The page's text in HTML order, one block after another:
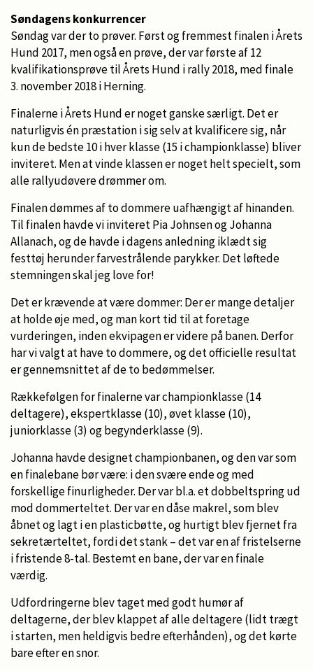
Søndagens konkurrencer
Søndag var der to prøver. Først og fremmest finalen i Årets
Hund 2017, men også en prøve, der var første af 12
kvalifikationsprøve til Årets Hund i rally 2018, med finale
3. november 2018 i Herning.
Finalerne i Årets Hund er noget ganske særligt. Det er
naturligvis én præstation i sig selv at kvalificere sig, når
kun de bedste 10 i hver klasse (15 i championklasse) bliver
inviteret. Men at vinde klassen er noget helt specielt, som
alle rallyudøvere drømmer om.
Finalen dømmes af to dommere uafhængigt af hinanden.
Til finalen havde vi inviteret Pia Johnsen og Johanna
Allanach, og de havde i dagens anledning iklædt sig
festtøj herunder farvestrålende parykker. Det løftede
stemningen skal jeg love for!
Det er krævende at være dommer: Der er mange detaljer
at holde øje med, og man kort tid til at foretage
vurderingen, inden ekvipagen er videre på banen. Derfor
har vi valgt at have to dommere, og det officielle resultat
er gennemsnittet af de to bedømmelser.
Rækkefølgen for finalerne var championklasse (14
deltagere), ekspertklasse (10), øvet klasse (10),
juniorklasse (3) og begynderklasse (9).
Johanna havde designet championbanen, og den var som
en finalebane bør være: i den svære ende og med
forskellige finurligheder. Der var bl.a. et dobbeltspring ud
mod dommerteltet. Der var en dåse makrel, som blev
åbnet og lagt i en plasticbøtte, og hurtigt blev fjernet fra
sekretærteltet, fordi det stank – det var en af fristelserne
i fristende 8-tal. Bestemt en bane, der var en finale
værdig.
Udfordringerne blev taget med godt humør af
deltagerne, der blev klappet af alle deltagere (lidt trægt
i starten, men heldigvis bedre efterhånden), og det kørte
bare efter en snor.